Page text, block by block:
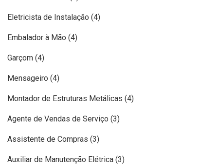
Eletricista de Instalação (4)
Embalador à Mão (4)
Garçom (4)
Mensageiro (4)
Montador de Estruturas Metálicas (4)
Agente de Vendas de Serviço (3)
Assistente de Compras (3)
Auxiliar de Manutenção Elétrica (3)